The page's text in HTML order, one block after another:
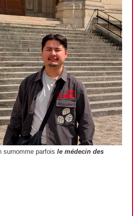
surnomme parfois le médecin des